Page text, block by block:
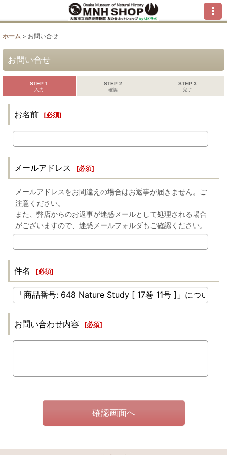
ホーム > お問い合せ
お問い合せ
STEP 1
入力
STEP 2
確認
STEP 3
完了
お名前 [必須]
メールアドレス [必須]
メールアドレスをお間違えの場合はお返事が届きません。ご
注意ください。
また、弊店からのお返事が迷惑メールとして処理される場合
がございますので、迷惑メールフォルダもご確認ください。
件名 [必須]
お問い合わせ内容 [必須]
確認画面へ